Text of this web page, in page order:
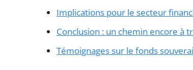
Implications pour le secteur
Conclusion : un chemin encore à
Témoignages sur le fonds